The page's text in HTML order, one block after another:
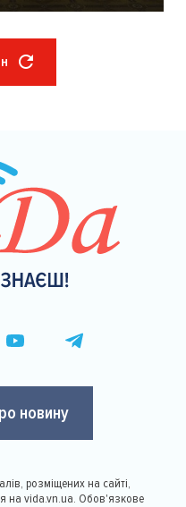
новину
розміщених на сайті,
на vida.vn.ua. Обов'язкове